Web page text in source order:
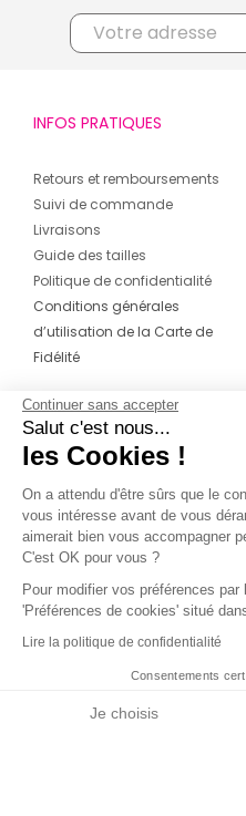
INFOS PRATIQUES
Retours et remboursements
Suivi de commande
Livraisons
Guide des tailles
Politique de confidentialité
Conditions générales
d’utilisation de la Carte de
Fidélité
CONTACT
04 42 20 78 42
Du lundi au jeudi de 8h30 à 16h30 & le
vendredi de 8h30 à 15h30
Continuer sans accepter
Salut c'est nous...
les Cookies !
On a attendu d'être sûrs que le
vous intéresse avant de vous
aimerait bien vous accompagner
C'est OK pour vous ?
Pour modifier vos préférences
'Préférences de cookies' situé
Lire la politique de confidentialité
Consentements
Je choisis